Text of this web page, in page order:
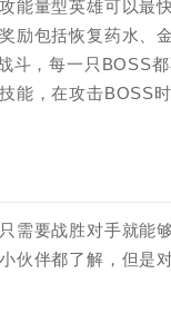
能量型英雄可以最
励包括恢复药水、
斗，每一只BOSS
能，在攻击BOSS
需要战胜对手就能
伙伴都了解，但是